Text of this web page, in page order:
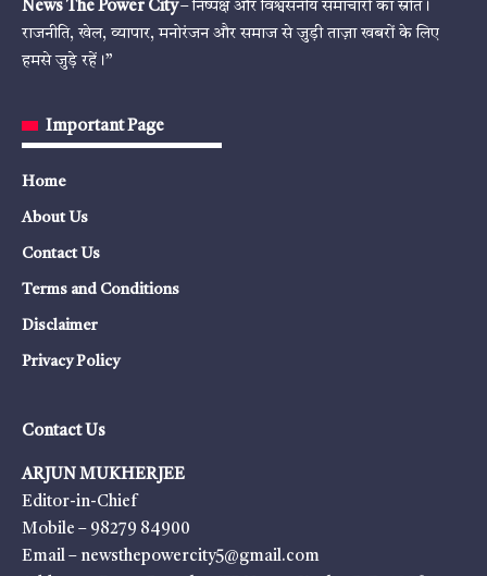
News The Power City– निष्पक्ष और विश्वसनीय समाचारों का स्रोत।
राजनीति, खेल, व्यापार, मनोरंजन और समाज से जुड़ी ताज़ा खबरों के लिए
हमसे जुड़े रहें।”
Important Page
Home
About Us
Contact Us
Terms and Conditions
Disclaimer
Privacy Policy
Contact Us
ARJUN MUKHERJEE
Editor-in-Chief
Mobile – 98279 84900
Email – newsthepowercity5@gmail.com